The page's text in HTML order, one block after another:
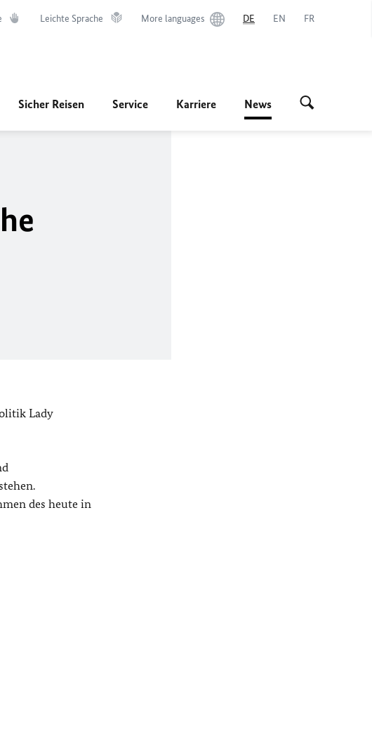
Leichte Sprache More languages DE EN FR
Sicher Reisen Service Karriere News
Lady
des heute in